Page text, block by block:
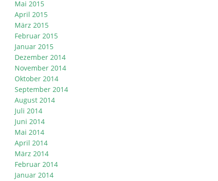
Mai 2015
April 2015
März 2015
Februar 2015
Januar 2015
Dezember 2014
November 2014
Oktober 2014
September 2014
August 2014
Juli 2014
Juni 2014
Mai 2014
April 2014
März 2014
Februar 2014
Januar 2014